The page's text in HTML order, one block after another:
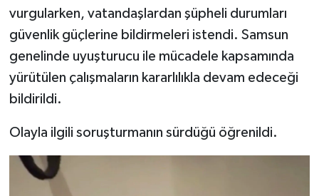
vurgularken, vatandaşlardan şüpheli durumları
güvenlik güçlerine bildirmeleri istendi. Samsun
genelinde uyuşturucu ile mücadele kapsamında
yürütülen çalışmaların kararlılıkla devam edeceği
bildirildi.
Olayla ilgili soruşturmanın sürdüğü öğrenildi.